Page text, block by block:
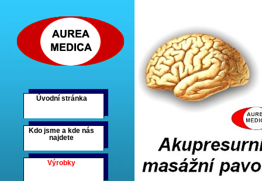
Úvodní stránka
Kdo jsme a kde nás
najdete
Výrobky